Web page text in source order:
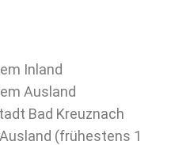
Inland
Ausland
Bad Kreuznach
(frühestens 1